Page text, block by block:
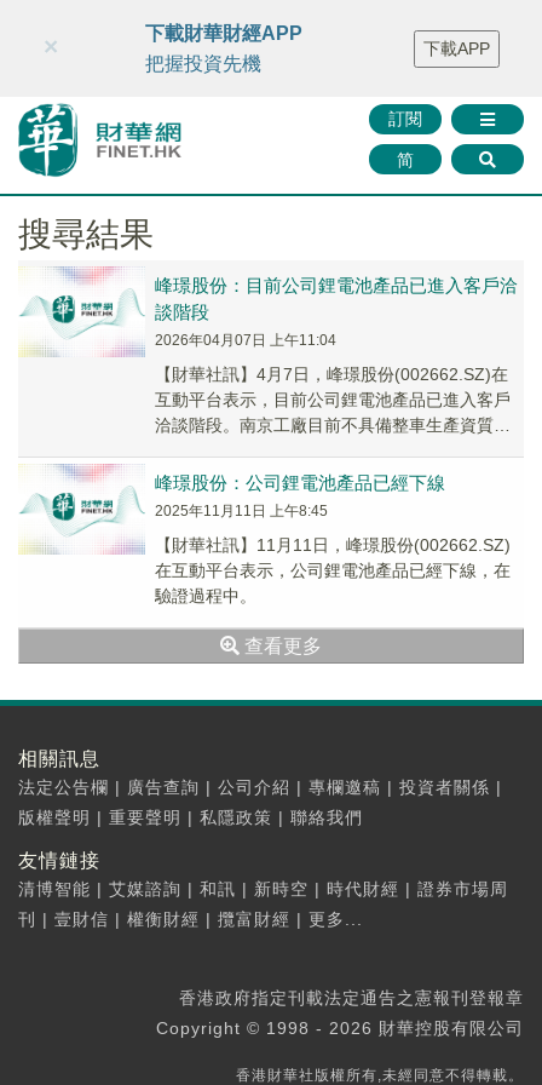
財華智庫網 FINTV FINMETA 財華證券 媒體矩陣
智庫沙龍
聯絡我們
訂閱
简
×
下載財華財經APP
把握投資先機
下載APP
搜尋結果
峰璟股份：目前公司鋰電池產品已進入客戶洽
談階段
2026年04月07日 上午11:04
【財華社訊】4月7日，峰璟股份(002662.SZ)在
互動平台表示，目前公司鋰電池產品已進入客戶
洽談階段。南京工廠目前不具備整車生產資質，
峰璟股份：公司鋰電池產品已經下線
2025年11月11日 上午8:45
【財華社訊】11月11日，峰璟股份(002662.SZ)
在互動平台表示，公司鋰電池產品已經下線，在
驗證過程中。
查看更多
相關訊息
法定公告欄 | 廣告查詢 | 公司介紹 | 專欄邀稿 | 投資者關係 |
版權聲明 | 重要聲明 | 私隱政策 | 聯絡我們
友情鏈接
清博智能 | 艾媒諮詢 | 和訊 | 新時空 | 時代財經 | 證券市場周
刊
| 壹財信 | 權衡財經 | 攬富財經 | 更多...
香港政府指定刊載法定通告之憲報刊登報章
Copyright © 1998 - 2026 財華控股有限公司
香港財華社版權所有,未經同意不得轉載。